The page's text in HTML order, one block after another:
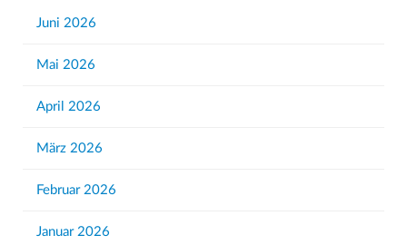
Juni 2026
Mai 2026
April 2026
März 2026
Februar 2026
Januar 2026